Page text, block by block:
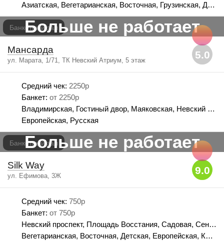
Азиатская, Вегетарианская, Восточная, Грузинская, Детская, Домашняя, Европейская, Итальянская, Мясная, Русская
Банкетный зал
Больше не работает
5.0
Мансарда
ул. Марата, 1/71, ТК Невский Атриум, 5 этаж
Средний чек: 2250р
Банкет: от 2250р
Владимирская, Гостиный двор, Маяковская, Невский проспект, Площадь Александра Невского, Площадь Восстания, Площадь Ленина, Садовая, Сенная площадь, Спасская, Чернышевская
Европейская, Русская
Банкетный зал
Больше не работает
9.0
Silk Way
ул. Ефимова, 3Ж
Средний чек: 750р
Банкет: от 750р
Невский проспект, Площадь Восстания, Садовая, Сенная площадь, Спасская
Вегетарианская, Восточная, Детская, Европейская, Кавказская, Китайская